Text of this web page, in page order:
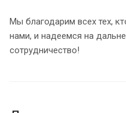
Мы благодарим всех тех,
нами, и надеемся на
сотрудничество!